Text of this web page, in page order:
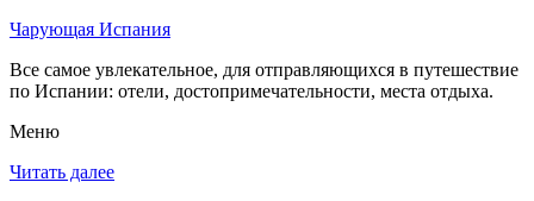
Чарующая Испания
Все самое увлекательное, для отправляющихся в путешествие
по Испании: отели, достопримечательности, места отдыха.
Меню
Читать далее